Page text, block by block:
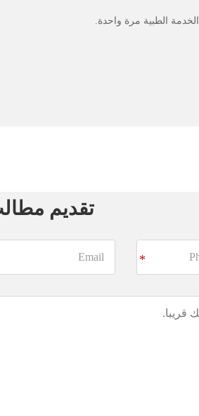
الطبية مرة واحدة.
تقديم
*